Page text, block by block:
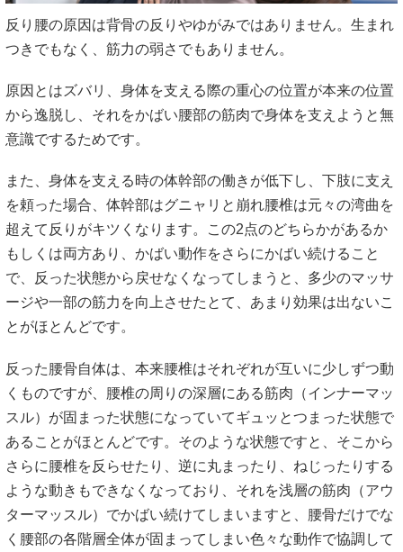
反り腰の原因は背骨の反りやゆがみではありません。生まれ
つきでもなく、筋力の弱さでもありません。
原因とはズバリ、身体を支える際の重心の位置が本来の位置
から逸脱し、それをかばい腰部の筋肉で身体を支えようと無
意識でするためです。
また、身体を支える時の体幹部の働きが低下し、下肢に支え
を頼った場合、体幹部はグニャリと崩れ腰椎は元々の湾曲を
超えて反りがキツくなります。この2点のどちらかがあるか
もしくは両方あり、かばい動作をさらにかばい続けること
で、反った状態から戻せなくなってしまうと、多少のマッサ
ージや一部の筋力を向上させたとて、あまり効果は出ないこ
とがほとんどです。
反った腰骨自体は、本来腰椎はそれぞれが互いに少しずつ動
くものですが、腰椎の周りの深層にある筋肉（インナーマッ
スル）が固まった状態になっていてギュッとつまった状態で
あることがほとんどです。そのような状態ですと、そこから
さらに腰椎を反らせたり、逆に丸まったり、ねじったりする
ような動きもできなくなっており、それを浅層の筋肉（アウ
ターマッスル）でかばい続けてしまいますと、腰骨だけでな
く腰部の各階層全体が固まってしまい色々な動作で協調して